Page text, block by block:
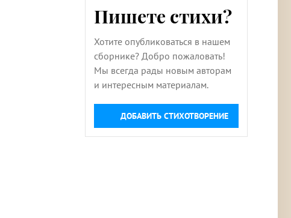
Пишете стихи?
Хотите опубликоваться в нашем
сборнике? Добро пожаловать!
Мы всегда рады новым авторам
и интересным материалам.
ДОБАВИТЬ СТИХОТВОРЕНИЕ